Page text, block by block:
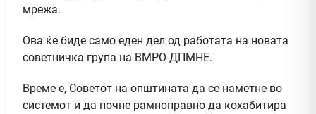
мрежа.
Ова ќе биде само еден дел од работата на новата
советничка група на ВМРО-ДПМНЕ.
Време е, Советот на општината да се наметне во
системот и да почне рамноправно да кохабитира